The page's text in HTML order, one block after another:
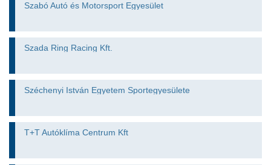
Szabó Autó és Motorsport Egyesület
Szada Ring Racing Kft.
Széchenyi István Egyetem Sportegyesülete
T+T Autóklíma Centrum Kft